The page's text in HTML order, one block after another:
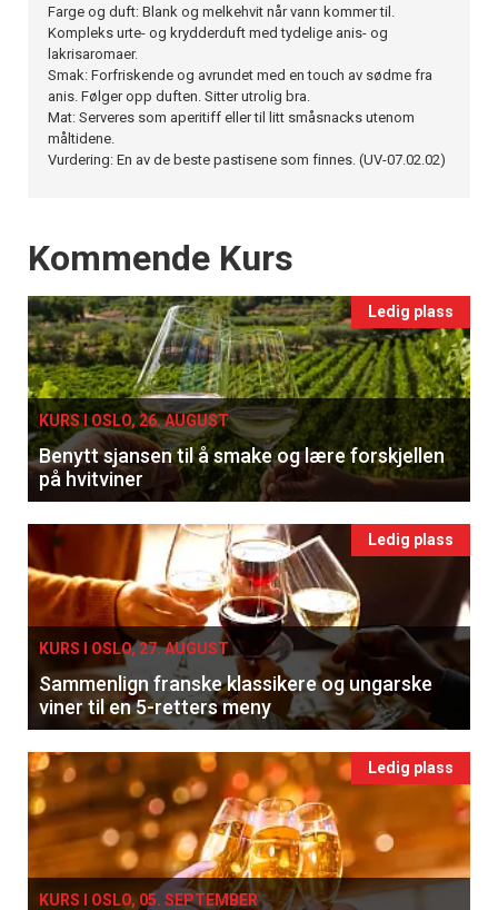
Farge og duft: Blank og melkehvit når vann kommer til.
Kompleks urte- og krydderduft med tydelige anis- og
lakrisaromaer.
Smak: Forfriskende og avrundet med en touch av sødme fra
anis. Følger opp duften. Sitter utrolig bra.
Mat: Serveres som aperitiff eller til litt småsnacks utenom
måltidene.
Vurdering: En av de beste pastisene som finnes. (UV-07.02.02)
Events
Kommende Kurs
Ledig plass
KURS I OSLO, 26. AUGUST
Benytt sjansen til å smake og lære forskjellen
på hvitviner
Ledig plass
KURS I OSLO, 27. AUGUST
Sammenlign franske klassikere og ungarske
viner til en 5-retters meny
Ledig plass
KURS I OSLO, 05. SEPTEMBER